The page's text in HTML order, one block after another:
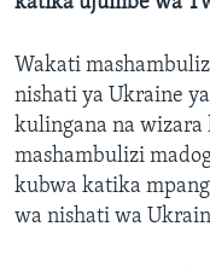
Wakati
nishati ya Ukraine
kulingana na wizara
mashambulizi
kubwa katika
wa nishati wa